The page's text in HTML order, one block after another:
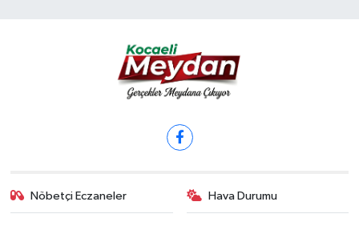
Nöbetçi Eczaneler Hava Durumu